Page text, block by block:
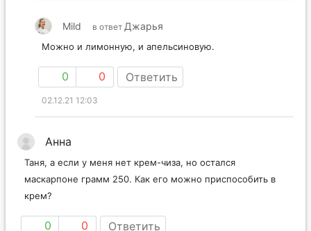
Mild в ответ Джарья
Можно и лимонную, и апельсиновую.
0 0 Ответить
02.12.21 12:03
Анна
Таня, а если у меня нет крем-чиза, но остался
маскарпоне грамм 250. Как его можно приспособить в
крем?
0 0 Ответить